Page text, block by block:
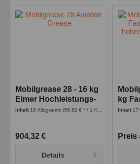
Mobilgrease 28 - 16 kg
Eimer Hochleistungs-
Schmierfett
Inhalt 16 Kilogramm(56,52 € * / 1 Kilogramm)
904,32 €
Details
kg
mit
Inhalt
Preis